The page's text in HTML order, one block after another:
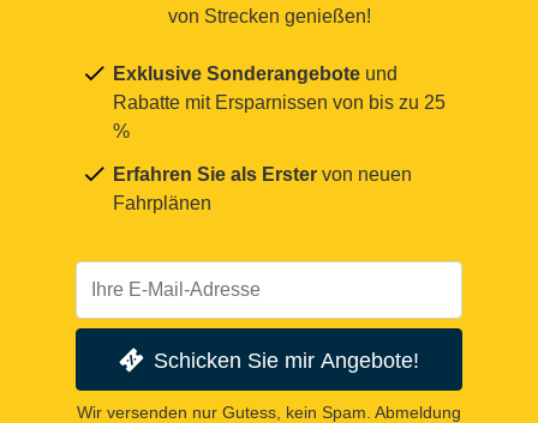
von Strecken genießen!
Exklusive Sonderangebote und
Rabatte mit Ersparnissen von bis zu 25
%
Erfahren Sie als Erster von neuen
Fahrplänen
Schicken Sie mir Angebote!
Wir versenden nur Gutess, kein Spam. Abmeldung